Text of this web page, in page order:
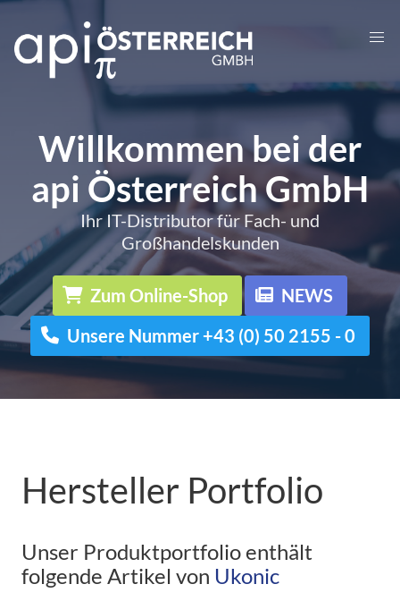
Willkommen bei der
api Österreich GmbH
Ihr IT-Distributor für Fach- und
Großhandelskunden
Zum Online-Shop
NEWS
Unsere Nummer +43 (0) 50 2155 - 0
Hersteller Portfolio
Unser Produktportfolio enthält
folgende Artikel von Ukonic